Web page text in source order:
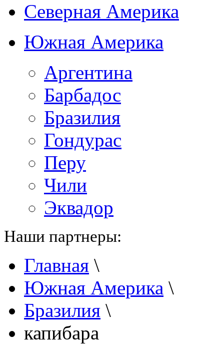
Северная Америка
Южная Америка
Аргентина
Барбадос
Бразилия
Гондурас
Перу
Чили
Эквадор
Наши партнеры:
Главная \
Южная Америка \
Бразилия \
капибара